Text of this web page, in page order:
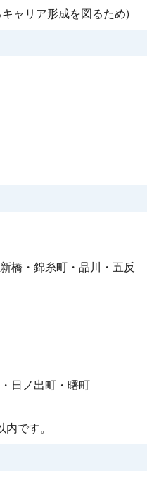
ャリア形成を図るため)
橋・錦糸町・品川・五反
日ノ出町・曙町
です。